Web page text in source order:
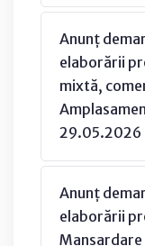
Anunț
elaborării
mixtă,
29.05.2026
Anunț
elaborării
Mansardare